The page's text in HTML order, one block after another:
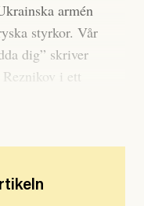
armén
styrkor. Vår
dig” skriver
i ett